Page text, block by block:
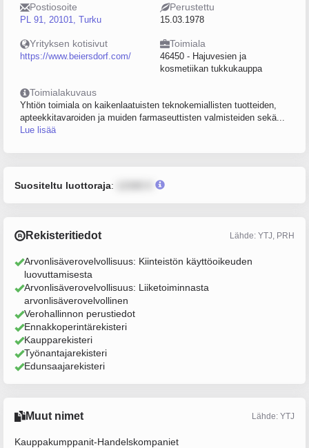
Postiosoite
PL 91, 20101, Turku
Perustettu
15.03.1978
Yrityksen kotisivut
https://www.beiersdorf.com/
Toimiala
46450 - Hajuvesien ja
kosmetiikan tukkukauppa
Toimialakuvaus
Yhtiön toimiala on kaikenlaatuisten teknokemiallisten tuotteiden,
apteekkitavaroiden ja muiden farmaseuttisten valmisteiden sekä...
Lue lisää
Suositeltu luottoraja:
Rekisteritiedot Lähde: YTJ, PRH
Arvonlisäverovelvollisuus: Kiinteistön käyttöoikeuden
luovuttamisesta
Arvonlisäverovelvollisuus: Liiketoiminnasta
arvonlisäverovelvollinen
Verohallinnon perustiedot
Ennakkoperintärekisteri
Kaupparekisteri
Työnantajarekisteri
Edunsaajarekisteri
Muut nimet Lähde: YTJ
Kauppakumppanit-Handelskompaniet